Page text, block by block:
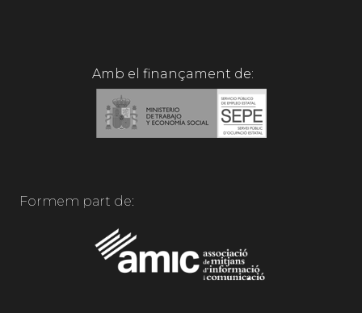
Amb el finançament de:
Formem part de: